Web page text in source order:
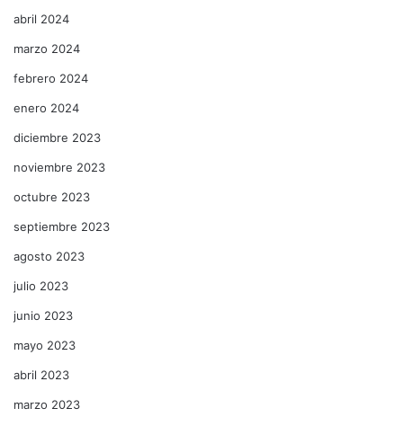
abril 2024
marzo 2024
febrero 2024
enero 2024
diciembre 2023
noviembre 2023
octubre 2023
septiembre 2023
agosto 2023
julio 2023
junio 2023
mayo 2023
abril 2023
marzo 2023